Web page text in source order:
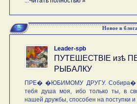
Новое в
Leader-spb
ПУТЕШЕСТВIE изѣ
РЫБАЛКУ
ПРЕ� �ЮБИМОМУ ДРУГУ. Собира�
тебя душа моя, ибо только ты, в
нашей дружбы, способен на поступки и